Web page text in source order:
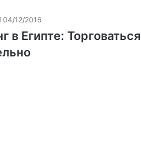
04/12/2016
в Египте: Торговаться